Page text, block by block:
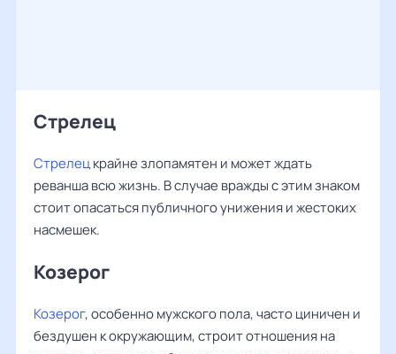
Стрелец
Стрелецкрайне злопамятен и может ждать
реванша всю жизнь. В случае вражды с этим знаком
стоит опасаться публичного унижения и жестоких
насмешек.
Козерог
Козерог, особенно мужского пола, часто циничен и
бездушен к окружающим, строит отношения на